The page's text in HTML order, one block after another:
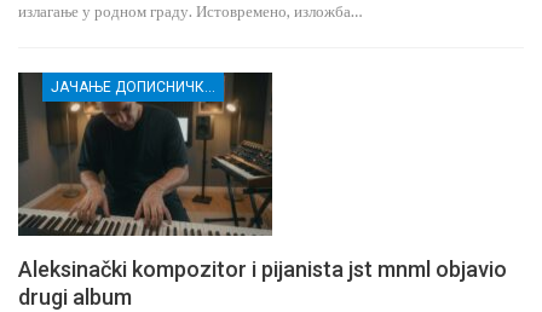
излагање у родном граду. Истовремено, изложба…
ЈАЧАЊЕ ДОПИСНИЧКЕ МРЕЖЕ НЕЗАВИСНИХ МЕДИЈА У РАСИНСКОМ ОКРУГУ
Aleksinački kompozitor i pijanista jst mnml objavio
drugi album